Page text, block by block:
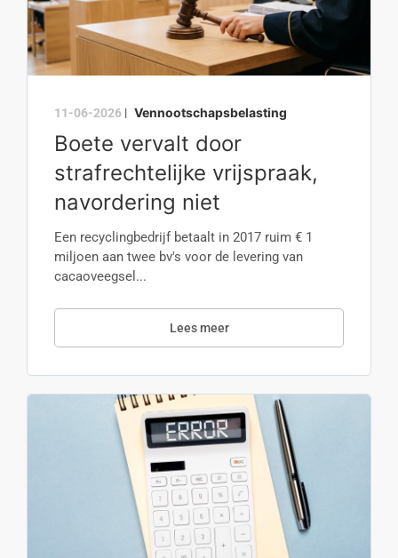
11-06-2026 | Vennootschapsbelasting
Boete vervalt door
strafrechtelijke vrijspraak,
navordering niet
Een recyclingbedrijf betaalt in 2017 ruim € 1
miljoen aan twee bv's voor de levering van
cacaoveegsel...
Lees meer